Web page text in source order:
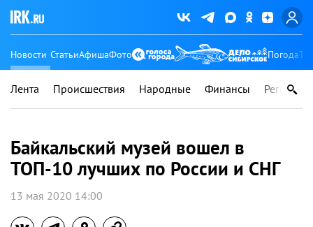
Новости СтатьиАфишаФото Погода
Лента Происшествия Народные Финансы Регионы
Байкальский музей вошел в
ТОП-10 лучших по России и СНГ
13 мая 2020 14:00